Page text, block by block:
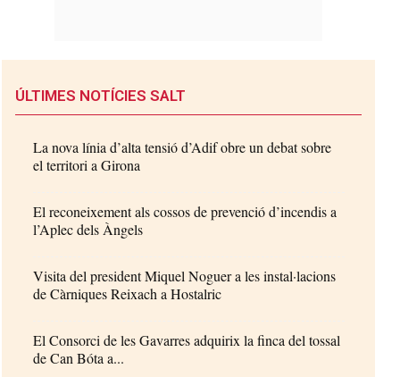
ÚLTIMES NOTÍCIES SALT
La nova línia d’alta tensió d’Adif obre un debat sobre
el territori a Girona
El reconeixement als cossos de prevenció d’incendis a
l’Aplec dels Àngels
Visita del president Miquel Noguer a les instal·lacions
de Càrniques Reixach a Hostalric
El Consorci de les Gavarres adquirix la finca del tossal
de Can Bóta a...